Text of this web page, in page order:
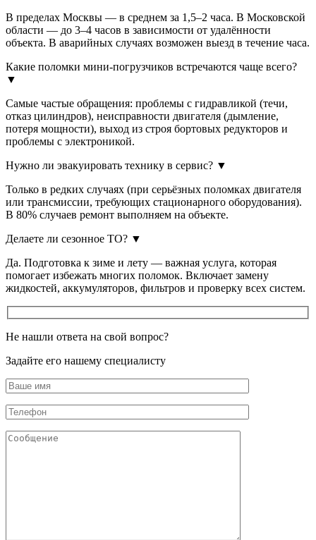
В пределах Москвы — в среднем за 1,5–2 часа. В Московской
области — до 3–4 часов в зависимости от удалённости
объекта. В аварийных случаях возможен выезд в течение часа.
Какие поломки мини-погрузчиков встречаются чаще всего?
▼
Самые частые обращения: проблемы с гидравликой (течи,
отказ цилиндров), неисправности двигателя (дымление,
потеря мощности), выход из строя бортовых редукторов и
проблемы с электроникой.
Нужно ли эвакуировать технику в сервис? ▼
Только в редких случаях (при серьёзных поломках двигателя
или трансмиссии, требующих стационарного оборудования).
В 80% случаев ремонт выполняем на объекте.
Делаете ли сезонное ТО? ▼
Да. Подготовка к зиме и лету — важная услуга, которая
помогает избежать многих поломок. Включает замену
жидкостей, аккумуляторов, фильтров и проверку всех систем.
Не нашли ответа на свой вопрос?
Задайте его нашему специалисту